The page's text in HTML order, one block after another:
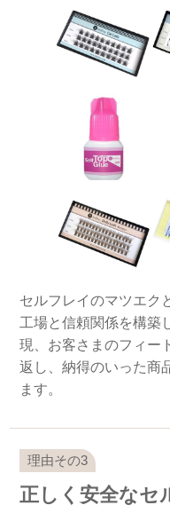
セルフレイのマツエク
工場と信頼関係を構築
現、お客さまのフィー
返し、納得のいった商
ます。
正しく安全なセ